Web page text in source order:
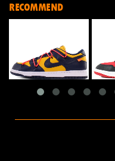
RECOMMEND